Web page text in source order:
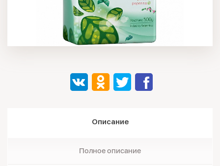
Описание
Полное описание